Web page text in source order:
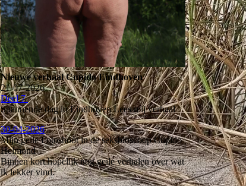
Nieuwe verhaal Cupido Eindhoven
21-07-2026
Deel 7
Spannende dag in Eindhoven Lees mij verhaal
30-04-2026
Mijn geile Fotoshoot in de seksbioscoop Cupido
Helmond
Binnen kort hopelijk nog geile verhalen over wat
ik lekker vind.